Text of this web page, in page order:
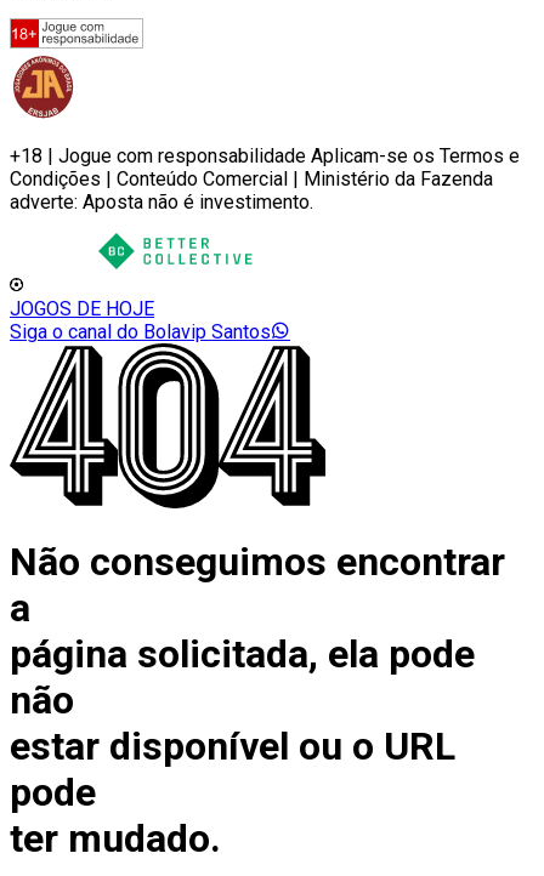
+18 | Jogue com responsabilidade Aplicam-se os Termos e
Condições | Conteúdo Comercial | Ministério da Fazenda
adverte: Aposta não é investimento.
JOGOS DE HOJE
Siga o canal do Bolavip Santos
Não conseguimos encontrar
a
página solicitada, ela pode
não
estar disponível ou o URL
pode
ter mudado.